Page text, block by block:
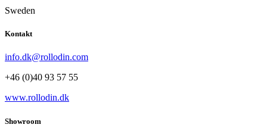
Sweden
Kontakt
info.dk@rollodin.com
+46 (0)40 93 57 55
www.rollodin.dk
Showroom